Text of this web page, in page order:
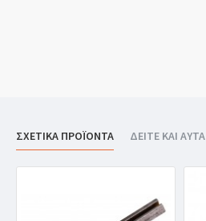
ΣΧΕΤΙΚΑ ΠΡΟΪΟΝΤΑ ΔΕΙΤΕ ΚΑΙ ΑΥΤΑ